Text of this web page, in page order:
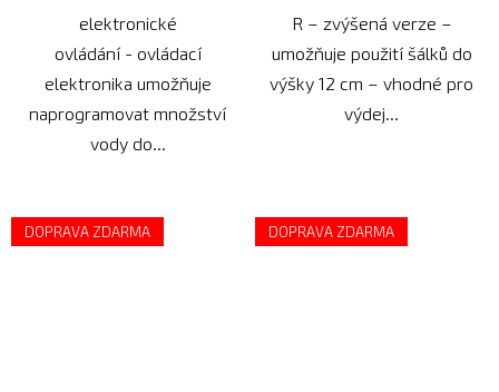
elektronické
ovládání - ovládací
elektronika umožňuje
naprogramovat množství
vody do...
R – zvýšená verze –
umožňuje použití šálků do
výšky 12 cm – vhodné pro
výdej...
DOPRAVA ZDARMA DOPRAVA ZDARMA